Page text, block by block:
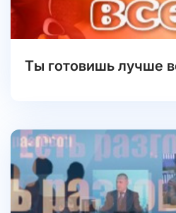
Ты готовишь лучше